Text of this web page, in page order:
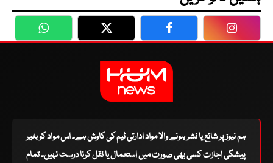
WhatsApp Twitter Facebook
ہم نیوز پر شائع یا نشر ہونے والا مواد ادارتی ٹیم کی کاوش ہے۔ اس مواد کو بغیر
پیشگی اجازت کسی بھی صورت میں استعمال یا نقل کرنا درست نہیں۔ تمام